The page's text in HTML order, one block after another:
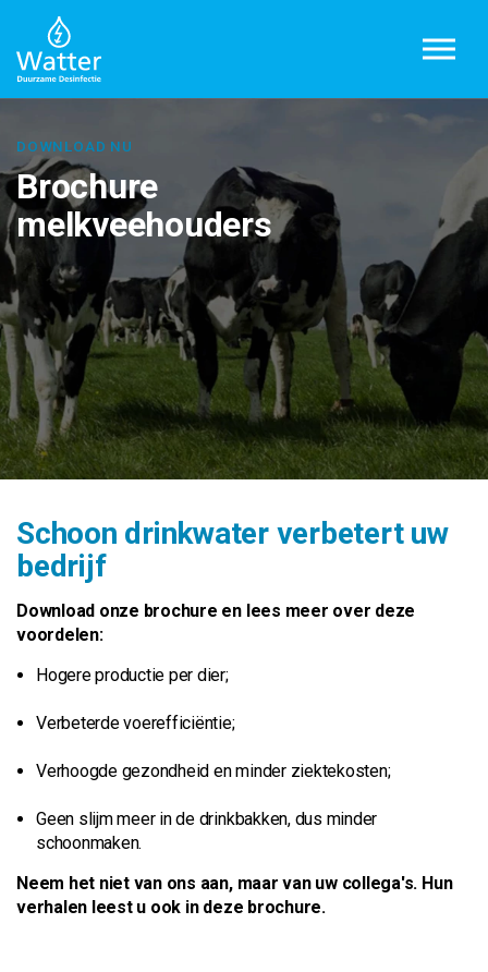
DOWNLOAD NU
Brochure
melkveehouders
Schoon drinkwater verbetert uw
bedrijf
Download onze brochure en lees meer over deze
voordelen:
Hogere productie per dier;
Verbeterde voerefficiëntie;
Verhoogde gezondheid en minder ziektekosten;
Geen slijm meer in de drinkbakken, dus minder
schoonmaken.
Neem het niet van ons aan, maar van uw collega's. Hun
verhalen leest u ook in deze brochure.